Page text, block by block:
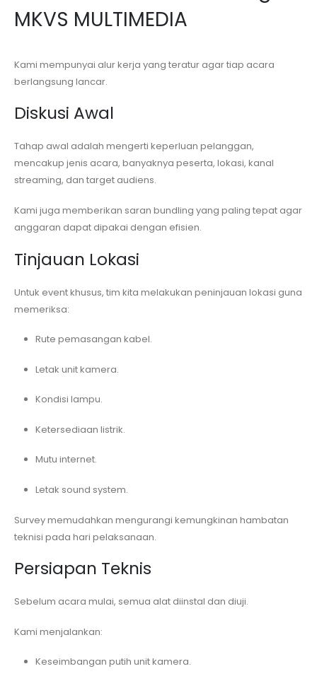
MKVS MULTIMEDIA
Kami mempunyai alur kerja yang teratur agar tiap acara
berlangsung lancar.
Diskusi Awal
Tahap awal adalah mengerti keperluan pelanggan,
mencakup jenis acara, banyaknya peserta, lokasi, kanal
streaming, dan target audiens.
Kami juga memberikan saran bundling yang paling tepat agar
anggaran dapat dipakai dengan efisien.
Tinjauan Lokasi
Untuk event khusus, tim kita melakukan peninjauan lokasi guna
memeriksa:
Rute pemasangan kabel.
Letak unit kamera.
Kondisi lampu.
Ketersediaan listrik.
Mutu internet.
Letak sound system.
Survey memudahkan mengurangi kemungkinan hambatan
teknisi pada hari pelaksanaan.
Persiapan Teknis
Sebelum acara mulai, semua alat diinstal dan diuji.
Kami menjalankan:
Keseimbangan putih unit kamera.